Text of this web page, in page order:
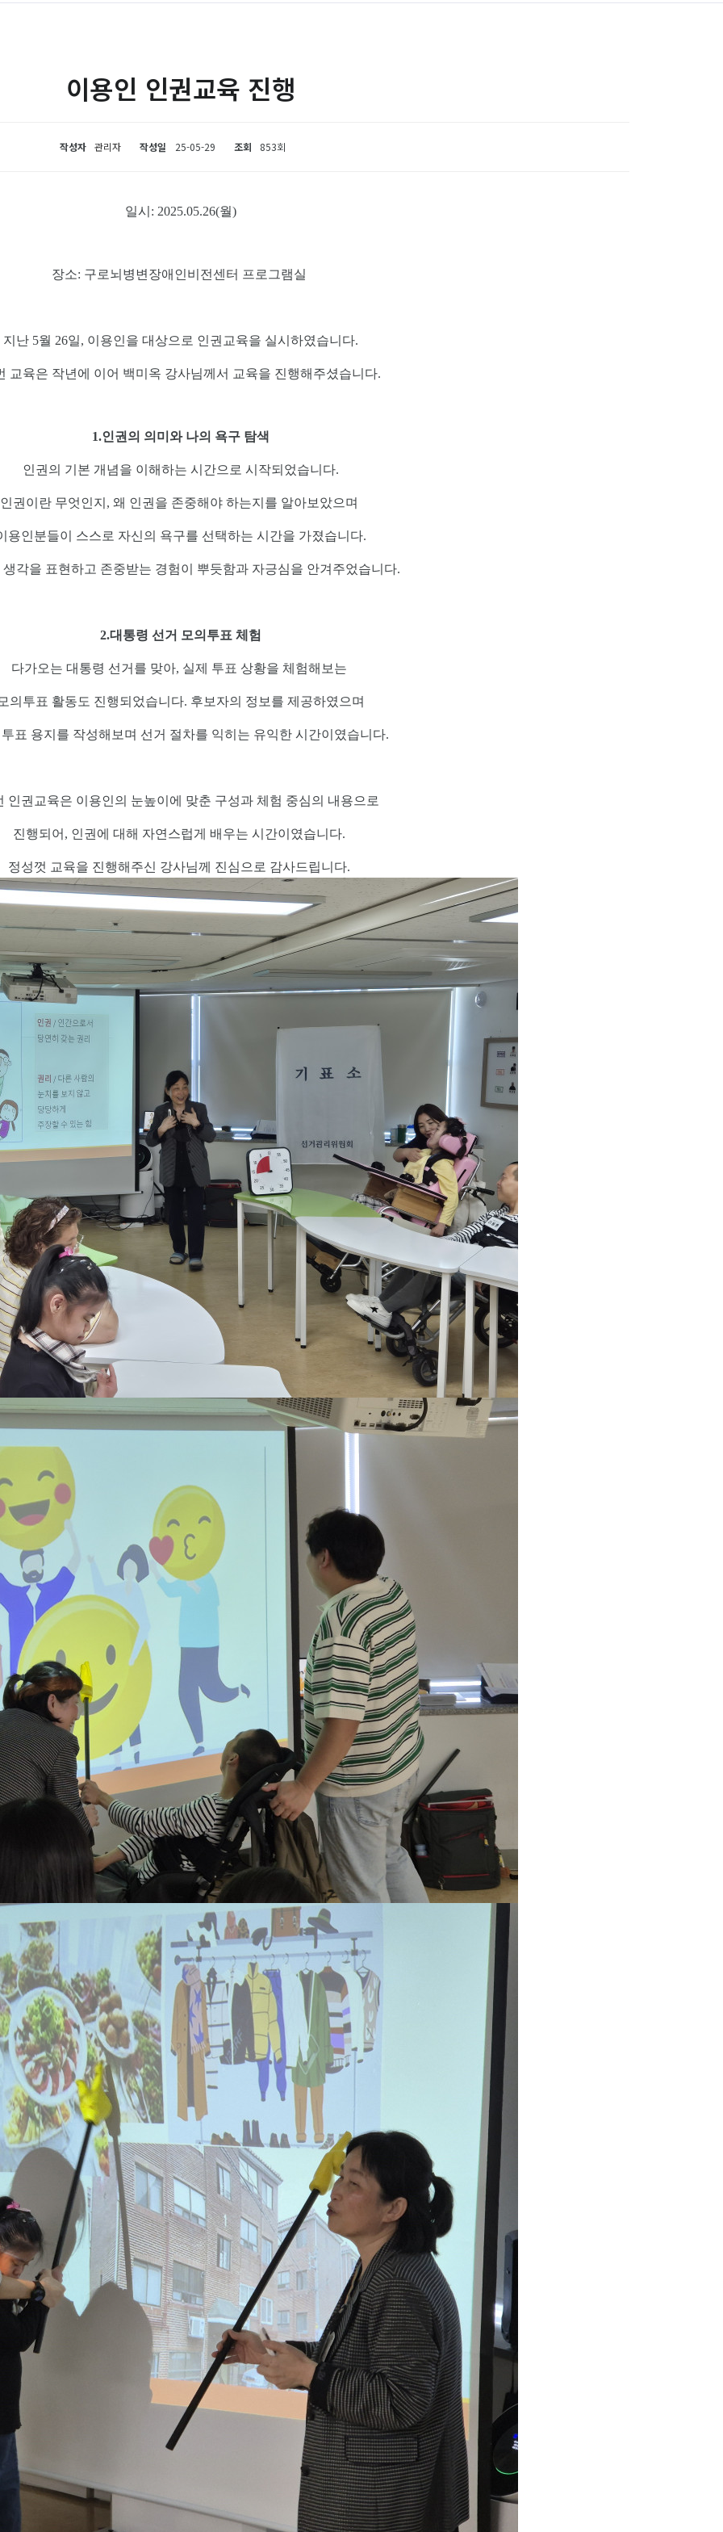
이용인 인권교육 진행
작성자 관리자 작성일 25-05-29 조회 853회
일시 : 2025.05.26(월)
장소: 구로뇌병변장애인비전센터 프로그램실
지난 5월 26일, 이용인을 대상으로 인권교육을 실시하였습니다.
교육은 작년에 이어 백미옥 강사님께서 교육을 진행해주셨습니다.
1.인권의 의미와 나의 욕구 탐색
인권의 기본 개념을 이해하는 시간으로 시작되었습니다.
인권이란 무엇인지, 왜 인권을 존중해야 하는지를 알아보았으며
용인분들이 스스로 자신의 욕구를 선택하는 시간을 가졌습니다.
생각을 표현하고 존중받는 경험이 뿌듯함과 자긍심을 안겨주었습니다.
2.대통령 선거 모의투표 체험
다가오는 대통령 선거를 맞아, 실제 투표 상황을 체험해보는
의투표 활동도 진행되었습니다. 후보자의 정보를 제공하였으며
표 용지를 작성해보며 선거 절차를 익히는 유익한 시간이였습니다.
인권교육은 이용인의 눈높이에 맞춘 구성과 체험 중심의 내용으로
진행되어, 인권에 대해 자연스럽게 배우는 시간이였습니다.
정성껏 교육을 진행해주신 강사님께 진심으로 감사드립니다.